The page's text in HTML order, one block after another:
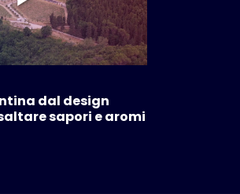
dal design
sapori e aromi